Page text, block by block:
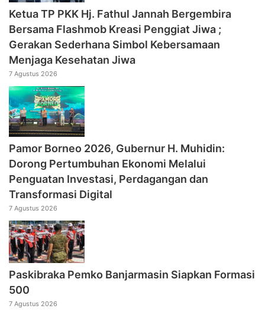
‎Ketua TP PKK Hj. Fathul Jannah Bergembira
Bersama Flashmob Kreasi Penggiat Jiwa ;
Gerakan Sederhana Simbol Kebersamaan
Menjaga Kesehatan Jiwa
7 Agustus 2026
Pamor Borneo 2026, Gubernur H. Muhidin:
Dorong Pertumbuhan Ekonomi Melalui
Penguatan Investasi, Perdagangan dan
Transformasi Digital
7 Agustus 2026
Paskibraka Pemko Banjarmasin Siapkan Formasi
500
7 Agustus 2026